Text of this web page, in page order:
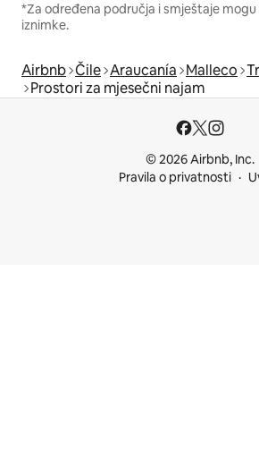
*Za određena područja i smještaje
iznimke.
Airbnb Čile Araucanía Malleco
Prostori za mjesečni najam
© 2026 Airbnb, Inc.
Pravila o privatnosti